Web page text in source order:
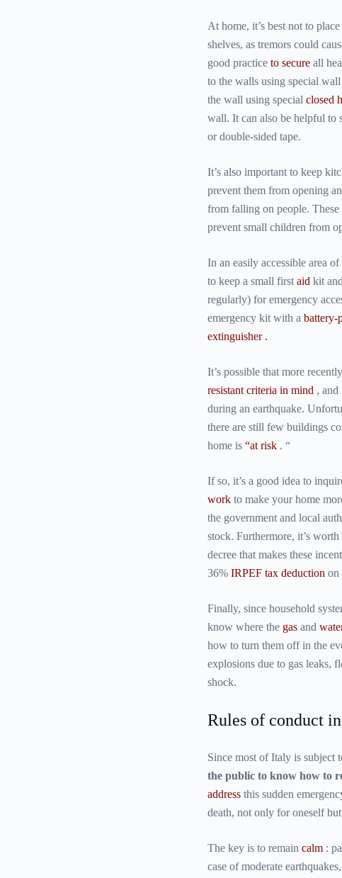
At home, it’s best not to
shelves, as tremors could
good practice to secureall
to the walls using special
the wall using special closed
wall. It can also be helpful to
or double-sided tape.
It’s also important to keep
prevent them from opening
from falling on people. These
prevent small children from
In an easily accessible area
to keep a small first aid kit
regularly) for emergency
emergency kit with a battery-
extinguisher .
It’s possible that more
resistant criteria in mind , and
during an earthquake.
there are still few buildings
home is “at risk. “
If so, it’s a good idea to
workto make your home
the government and local
stock. Furthermore, it’s
decree that makes these
36% IRPEF tax deduction on
Finally, since household
know where the gasand
how to turn them off in the
explosions due to gas leaks,
shock.
Rules of conduct
Since most of Italy is subject
the public to know how to
addressthis sudden
death, not only for oneself
The key is to remain calm:
case of moderate